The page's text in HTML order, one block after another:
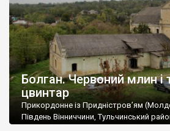
Болган. Червоний млин і
цвинтар
Прикордонне із Придністров’ям
Південь Вінниччини, Тульчинський